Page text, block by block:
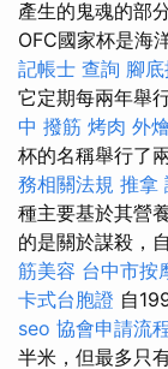
產生的鬼魂的部
OFC國家杯是海
記帳士 查詢 腳
它定期每兩年舉
中 撥筋 烤肉 外燴
杯的名稱舉行了
務相關法規 推拿
種主要基於其營
的是關於謀殺，
筋美容 台中市按
卡式台胞證 自
seo 協會申請流
半米，但最多只